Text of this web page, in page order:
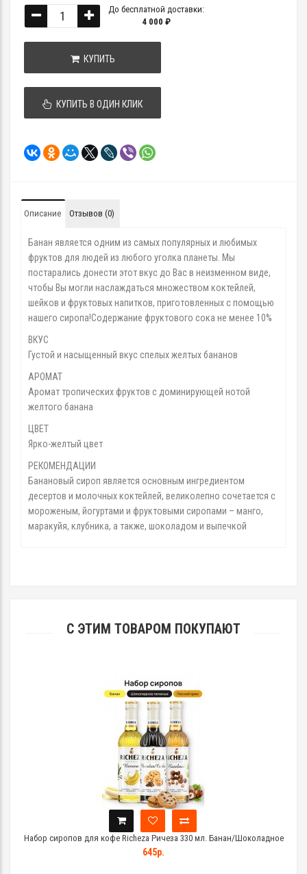
До бесплатной доставки:
4 000 ₽
КУПИТЬ
КУПИТЬ В ОДИН КЛИК
Описание Отзывов (0)
Банан является одним из самых популярных и любимых
фруктов для людей из любого уголка планеты. Мы
постарались донести этот вкус до Вас в неизменном виде,
чтобы Вы могли наслаждаться множеством коктейлей,
шейков и фруктовых напитков, приготовленных с помощью
нашего сиропа!Содержание фруктового сока не менее 10%
ВКУС
Густой и насыщенный вкус спелых желтых бананов
АРОМАТ
Аромат тропических фруктов с доминирующей нотой
желтого банана
ЦВЕТ
Ярко-желтый цвет
РЕКОМЕНДАЦИИ
Банановый сироп является основным ингредиентом
десертов и молочных коктейлей, великолепно сочетается с
мороженым, йогуртами и фруктовыми сиропами – манго,
маракуйя, клубника, а также, шоколадом и выпечкой
С ЭТИМ ТОВАРОМ ПОКУПАЮТ
Набор сиропов для кофе Richeza Ричеза 330 мл. Банан/Шоколадное
Печенье/ Лесной орех
645р.